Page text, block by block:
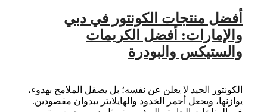
أفضل منتجات الكونتور في دبي
والإمارات: أفضل الكريمات
والستيكس والبودرة
الكونتور الجيد لا يعلن عن نفسه؛ بل يصقل الملامح بهدوء،
يوازنها، ويجعل أحمر الخدود والهايلايتر يبدوان مقصودين.